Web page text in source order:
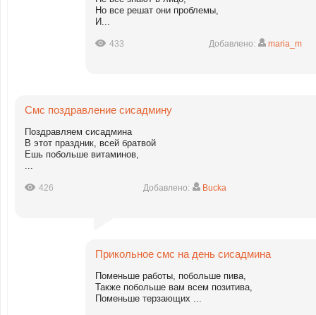
Но все решат они проблемы,
И...
433 Добавлено: maria_m
Смс поздравление сисадмину
Поздравляем сисадмина
В этот праздник, всей братвой
Ешь побольше витаминов,
...
426 Добавлено: Bucka
Прикольное смс на день сисадмина
Поменьше работы, побольше пива,
Также побольше вам всем позитива,
Поменьше терзающих ...